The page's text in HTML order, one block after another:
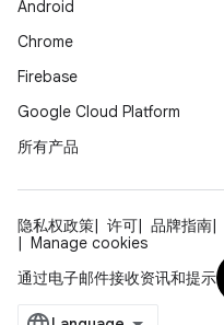
Android
Chrome
Firebase
Google Cloud Platform
所有产品
隐私权政策 许可 品牌指南
Manage cookies
通过电子邮件接收资讯和提示